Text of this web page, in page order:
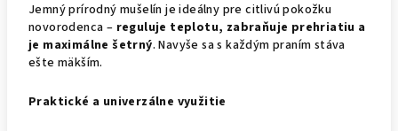
Jemný prírodný mušelín je ideálny pre citlivú pokožku
novorodenca – reguluje teplotu, zabraňuje prehriatiu a
je maximálne šetrný. Navyše sa s každým praním stáva
ešte mäkším.
Praktické a univerzálne využitie